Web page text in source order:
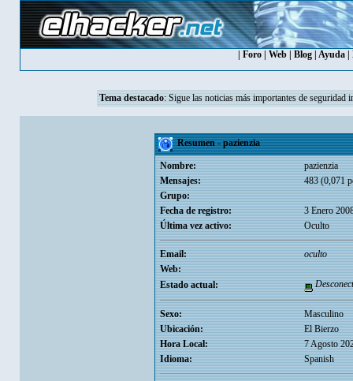
Foro| Web| Blog| Ayuda|
Tema destacado: Sigue las noticias más importantes de seguridad
Resumen - pazienzia
Nombre:
pazienzia
Mensajes:
483 (0,071
Grupo:
Fecha de registro:
3 Enero
Última vez activo:
Oculto
Email:
oculto
Web:
Estado actual:
Sexo:
Masculino
Ubicación:
El Bierzo
Hora Local:
7 Agosto
Idioma:
Spanish